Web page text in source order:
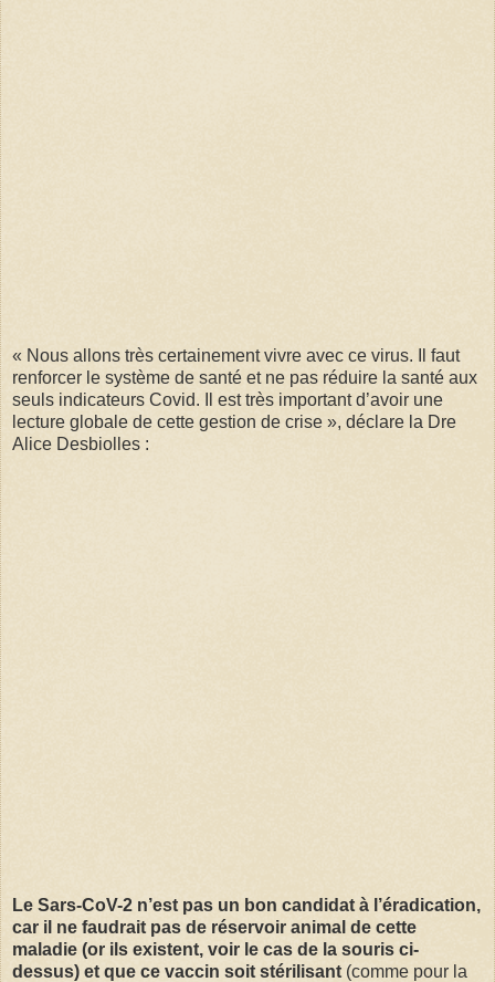
« Nous allons très certainement vivre avec ce virus. Il faut
renforcer le système de santé et ne pas réduire la santé aux
seuls indicateurs Covid. Il est très important d’avoir une
lecture globale de cette gestion de crise », déclare la Dre
Alice Desbiolles :
Le Sars-CoV-2 n’est pas un bon candidat à l’éradication,
car il ne faudrait pas de réservoir animal de cette
maladie (or ils existent, voir le cas de la souris ci-
dessus) et que ce vaccin soit stérilisant (comme pour la